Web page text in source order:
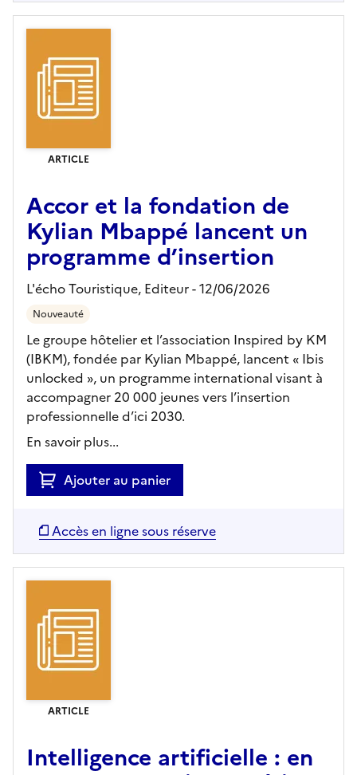
ARTICLE
Accor et la fondation de
Kylian Mbappé lancent un
programme d’insertion
L'écho Touristique, Editeur- 12/06/2026
Nouveauté
Le groupe hôtelier et l’association Inspired by KM
(IBKM), fondée par Kylian Mbappé, lancent « Ibis
unlocked », un programme international visant à
accompagner 20 000 jeunes vers l’insertion
professionnelle d’ici 2030.
En savoir plus...
Ajouter au panier
Accès en ligne sous réserve
ARTICLE
Intelligence artificielle : en